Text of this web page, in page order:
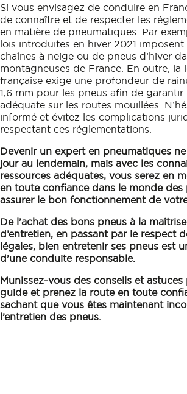
Si vous envisagez de conduire en
de connaître et de respecter les
en matière de pneumatiques. Par
lois introduites en hiver 2021 imposent
chaînes à neige ou de pneus d’hiver
montagneuses de France. En outre, la
française exige une profondeur de
1,6 mm pour les pneus afin de garantir
adéquate sur les routes mouillées.
informé et évitez les complications
respectant ces réglementations.
Devenir un expert en pneumatiques
jour au lendemain, mais avec les
ressources adéquates, vous serez en
en toute confiance dans le monde
assurer le bon fonctionnement de
De l’achat des bons pneus à la
d’entretien, en passant par le respect
légales, bien entretenir ses pneus est
d’une conduite responsable.
Munissez-vous des conseils et
guide et prenez la route en toute
sachant que vous êtes maintenant
l’entretien des pneus.